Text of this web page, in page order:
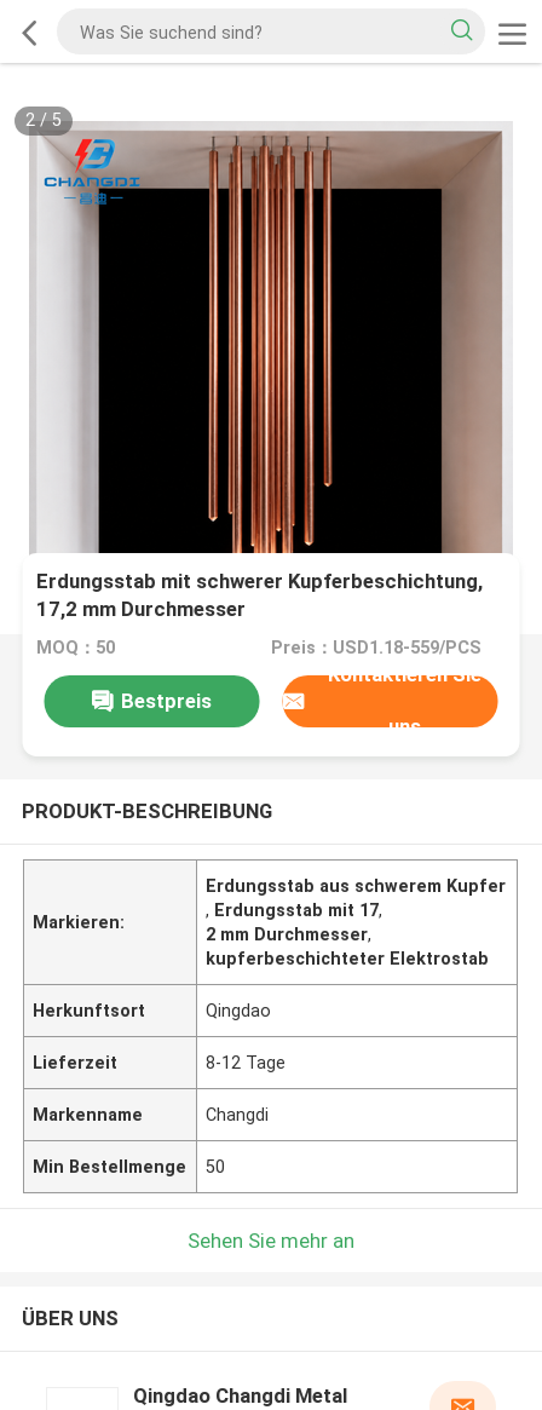
2/5
Erdungsstab mit schwerer Kupferbeschichtung,
17,2 mm Durchmesser
MOQ：50 Preis：USD1.18-559/PCS
Bestpreis
Kontaktieren Sie
uns
PRODUKT-BESCHREIBUNG
Markieren:
Erdungsstab aus schwerem Kupfer
, Erdungsstab mit 17,
2 mm Durchmesser,
kupferbeschichteter Elektrostab
Herkunftsort Qingdao
Lieferzeit 8-12 Tage
Markenname Changdi
Min Bestellmenge 50
Sehen Sie mehr an
ÜBER UNS
Qingdao Changdi Metal